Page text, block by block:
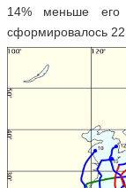
14% меньше его
сформировалось